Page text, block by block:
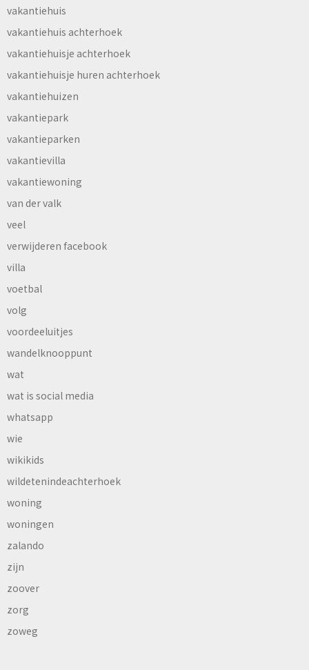
vakantiehuis
vakantiehuis achterhoek
vakantiehuisje achterhoek
vakantiehuisje huren achterhoek
vakantiehuizen
vakantiepark
vakantieparken
vakantievilla
vakantiewoning
van der valk
veel
verwijderen facebook
villa
voetbal
volg
voordeeluitjes
wandelknooppunt
wat
wat is social media
whatsapp
wie
wikikids
wildetenindeachterhoek
woning
woningen
zalando
zijn
zoover
zorg
zoweg